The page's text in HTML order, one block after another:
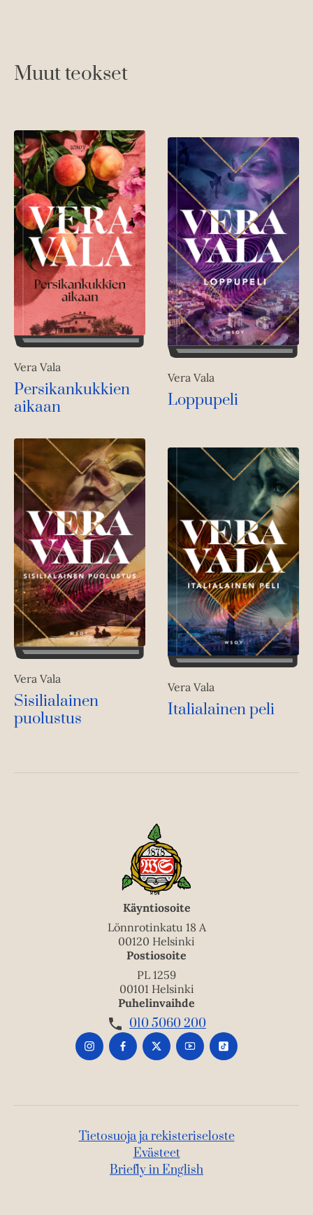
Muut teokset
Vera Vala
Persikankukkien
aikaan
Vera Vala
Loppupeli
Vera Vala
Sisilialainen
puolustus
Vera Vala
Italialainen peli
Käyntiosoite
Lönnrotinkatu 18 A
00120 Helsinki
Postiosoite
PL 1259
00101 Helsinki
Puhelinvaihde
010 5060 200
Tietosuoja ja rekisteriseloste
Evästeet
Briefly in English